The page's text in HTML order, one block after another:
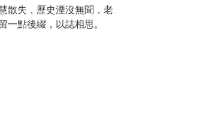
散失，歷史湮沒無聞，老
點後綴，以誌相思。